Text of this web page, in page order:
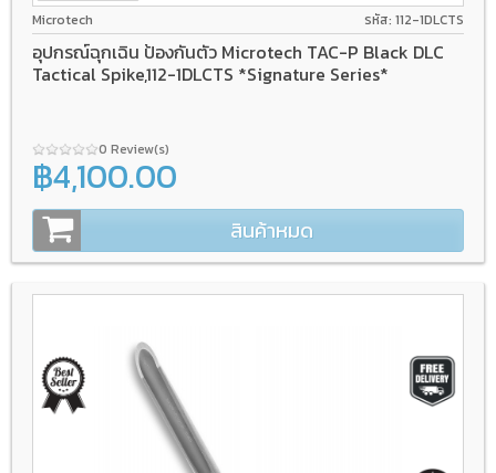
Microtech รหัส: 112-1DLCTS
อุปกรณ์ฉุกเฉิน ป้องกันตัว Microtech TAC-P Black DLC
Tactical Spike,112-1DLCTS *Signature Series*
0 Review(s)
฿4,100.00
สินค้าหมด